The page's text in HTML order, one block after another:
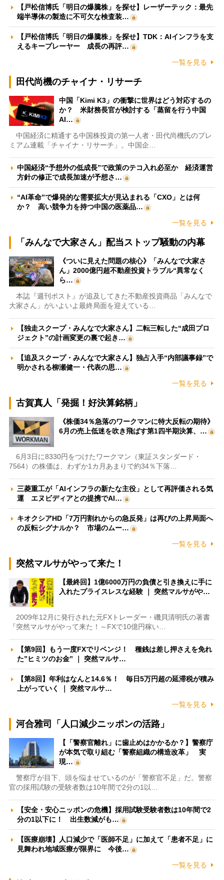
【戸松信博氏「明日の爆騰株」を探せ】レーザーテック：最先
端半導体の製造に不可欠な検査装…
【戸松信博氏「明日の爆騰株」を探せ】TDK：AIインフラを支
えるキープレーヤー 成長の再評…
一覧を見る
田代尚機のチャイナ・リサーチ
中国「Kimi K3」の衝撃に世界はどう対応するの
か？ 米財務長官が検討する「蒸留を行う中国
AI…
中国経済に精通する中国株投資の第一人者・田代尚機氏のプレ
ミアム連載「チャイナ・リサーチ」。中国企…
中国経済“予想外の低成長”で政策のテコ入れ必至か 経済運営
方針の修正で成長加速が予想さ…
“AI革命”で爆発的な需要拡大が見込まれる「CXO」とは何
か？ 高い競争力を持つ中国の医薬品…
一覧を見る
「みんなで大家さん」配当ストップ騒動の内幕
《ついに見えた問題の核心》「みんなで大家さ
ん」2000億円超不動産投資トラブル“異常なく
ら…
本誌『週刊ポスト』が追及してきた不動産投資商品「みんなで
大家さん」がいよいよ最終局面を迎えている…
【独走スクープ・みんなで大家さん】二転三転した“成田プロ
ジェクト”の計画変更の裏で起き…
【追及スクープ・みんなで大家さん】独占入手“内部議事録”で
明かされる柳瀬健一・代表の思…
一覧を見る
古賀真人「発掘！好決算銘柄」
《株価34％急落のワークマンに特大反転の期待》
6月の売上低迷を吹き飛ばす第1四半期決算、…
6月3日に8330円をつけたワークマン（東証スタンダード・
7564）の株価は、わずか1カ月あまりで約34％下落…
三菱重工が「AIインフラの新たな主役」として再評価される気
運 エヌビディアとの提携でAI…
キオクシアHD「7万円割れからの急反発」は再びの上昇局面へ
の反転シグナルか？ 市場のムー…
一覧を見る
突然マルサがやって来た！
【最終回】1億6000万円の負債と引き換えに手に
入れたプライスレスな経験 ｜ 突然マルサがや…
2009年12月に発行された元FXトレーダー・磯貝清明氏の著書
『突然マルサがやって来た！～FXで10億円稼い…
【第9回】もう一度FXでリベンジ！ 種銭は差し押さえを免れ
た”ヒミツのお金” ｜ 突然マルサ…
【第8回】年利はなんと14.6％！ 毎日5万円超の延滞税が積み
上がっていく ｜ 突然マルサ…
一覧を見る
河合雅司「人口減少ニッポンの活路」
【「警察官離れ」に歯止めはかかるか？】警察庁
が本気で取り組む「警察組織の構造改革」 実
現…
警察庁が目下、頭を悩ませているのが「警察官不足」だ。警察
官の採用試験の受験者数は10年間で2分の1以…
【安全・安心ニッポンの危機】採用試験受験者数は10年間で2
分の1以下に！ 出生数減がも…
【医療崩壊】人口減少で「医師不足」に加えて「患者不足」に
見舞われ地域医療が限界に 今後…
一覧を見る